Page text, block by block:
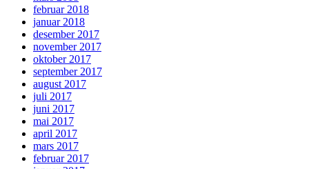
februar 2018
januar 2018
desember 2017
november 2017
oktober 2017
september 2017
august 2017
juli 2017
juni 2017
mai 2017
april 2017
mars 2017
februar 2017